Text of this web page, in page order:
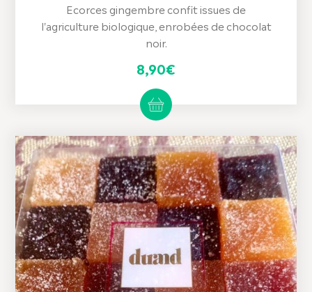
Ecorces gingembre confit issues de
l'agriculture biologique, enrobées de chocolat
noir.
8,90€